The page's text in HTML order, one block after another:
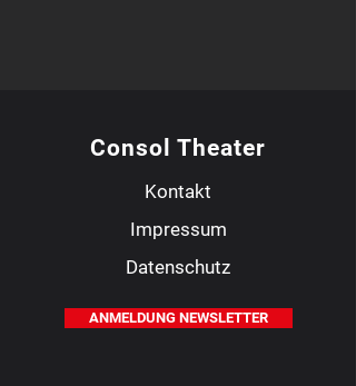
Consol Theater
Kontakt
Impressum
Datenschutz
ANMELDUNG NEWSLETTER